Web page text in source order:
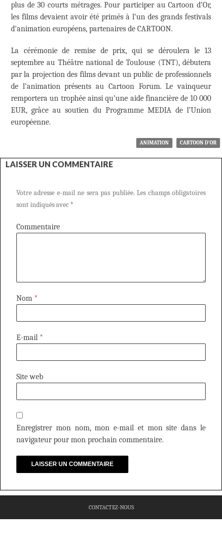
plus de 30 courts métrages. Pour participer au Cartoon d’Or,
les films devaient avoir été primés à l’un des grands festivals
d’animation européens, partenaires de CARTOON.
La cérémonie de remise de prix, qui se déroulera le 13
septembre au Théâtre national de Toulouse (TNT), débutera
par la projection des films devant un public de professionnels
de l’animation présents au Cartoon Forum. Le vainqueur
remportera un trophée ainsi qu’une aide financière de 10 000
EUR, grâce au soutien du Programme MEDIA de l’Union
européenne.
ANIMATION CARTOON D'OR
LAISSER UN COMMENTAIRE
Votre adresse e-mail ne sera pas publiée. Les champs obligatoires
sont indiqués avec *
Commentaire
Nom *
E-mail *
Site web
Enregistrer mon nom, mon e-mail et mon site dans le
navigateur pour mon prochain commentaire.
CONTACTEZ-NOUS